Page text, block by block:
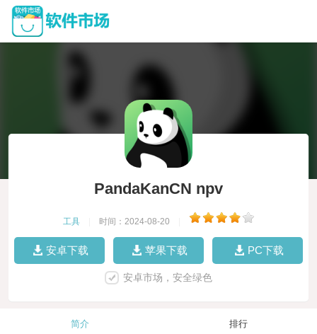
PandaKanCN npv
工具 时间：2024-08-20
安卓下载 苹果下载 PC下载
安卓市场，安全绿色
简介 排行